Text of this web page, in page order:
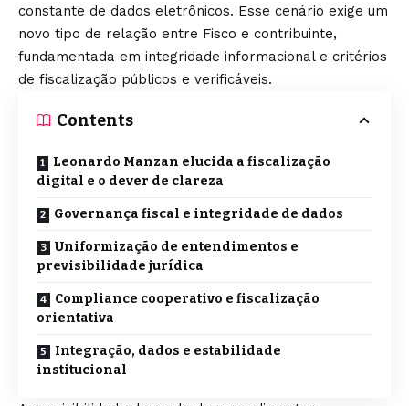
constante de dados eletrônicos. Esse cenário exige um
novo tipo de relação entre Fisco e contribuinte,
fundamentada em integridade informacional e critérios
de fiscalização públicos e verificáveis.
Contents
Leonardo Manzan elucida a fiscalização
digital e o dever de clareza
Governança fiscal e integridade de dados
Uniformização de entendimentos e
previsibilidade jurídica
Compliance cooperativo e fiscalização
orientativa
Integração, dados e estabilidade
institucional